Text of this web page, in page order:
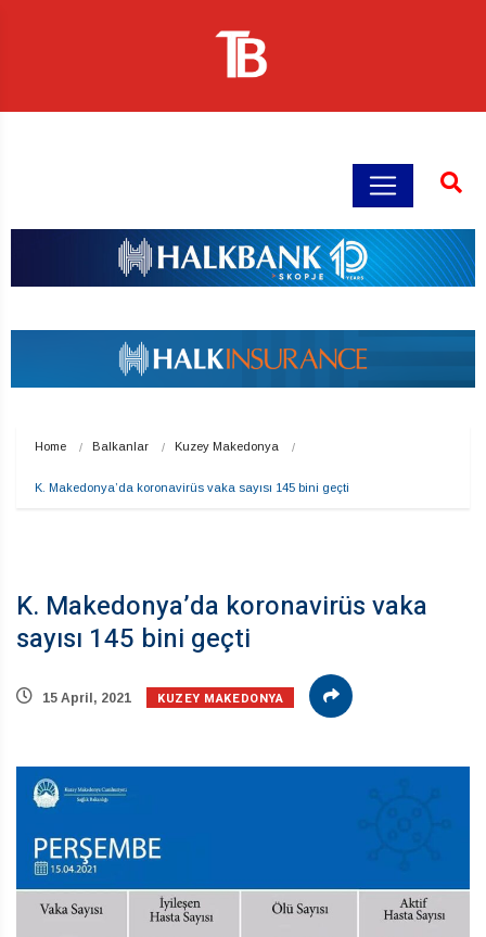
Home Balkanlar Kuzey Makedonya
K. Makedonya’da koronavirüs vaka sayısı 145 bini geçti
K. Makedonya’da koronavirüs vaka
sayısı 145 bini geçti
15 April, 2021 KUZEY MAKEDONYA